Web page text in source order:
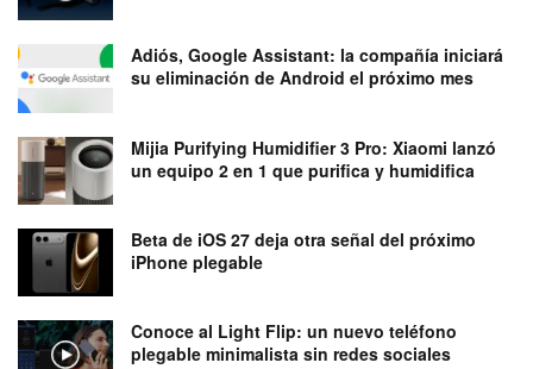
Adiós, Google Assistant: la compañía iniciará
su eliminación de Android el próximo mes
Mijia Purifying Humidifier 3 Pro: Xiaomi lanzó
un equipo 2 en 1 que purifica y humidifica
Beta de iOS 27 deja otra señal del próximo
iPhone plegable
Conoce al Light Flip: un nuevo teléfono
plegable minimalista sin redes sociales